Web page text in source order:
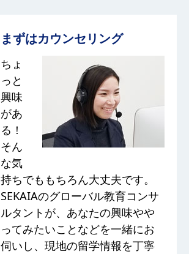
まずはカウンセリング
ちょ
っと
興味
があ
る！
そん
な気
持ちでももちろん大丈夫です。
SEKAIAのグローバル教育コンサ
ルタントが、あなたの興味やや
ってみたいことなどを一緒にお
伺いし、現地の留学情報を丁寧